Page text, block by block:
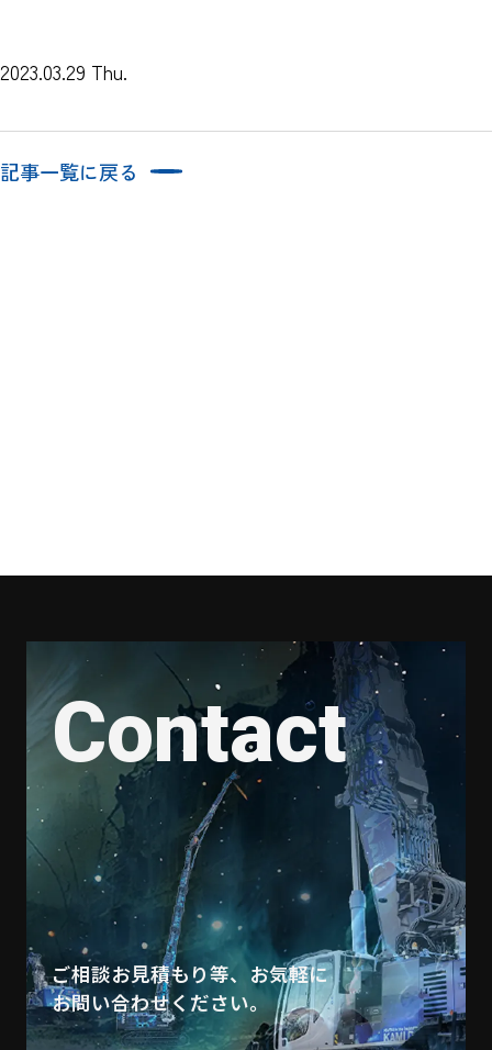
2023.03.29 Thu.
記事一覧に戻る
Contact
ご相談お見積もり等、お気軽に
お問い合わせください。